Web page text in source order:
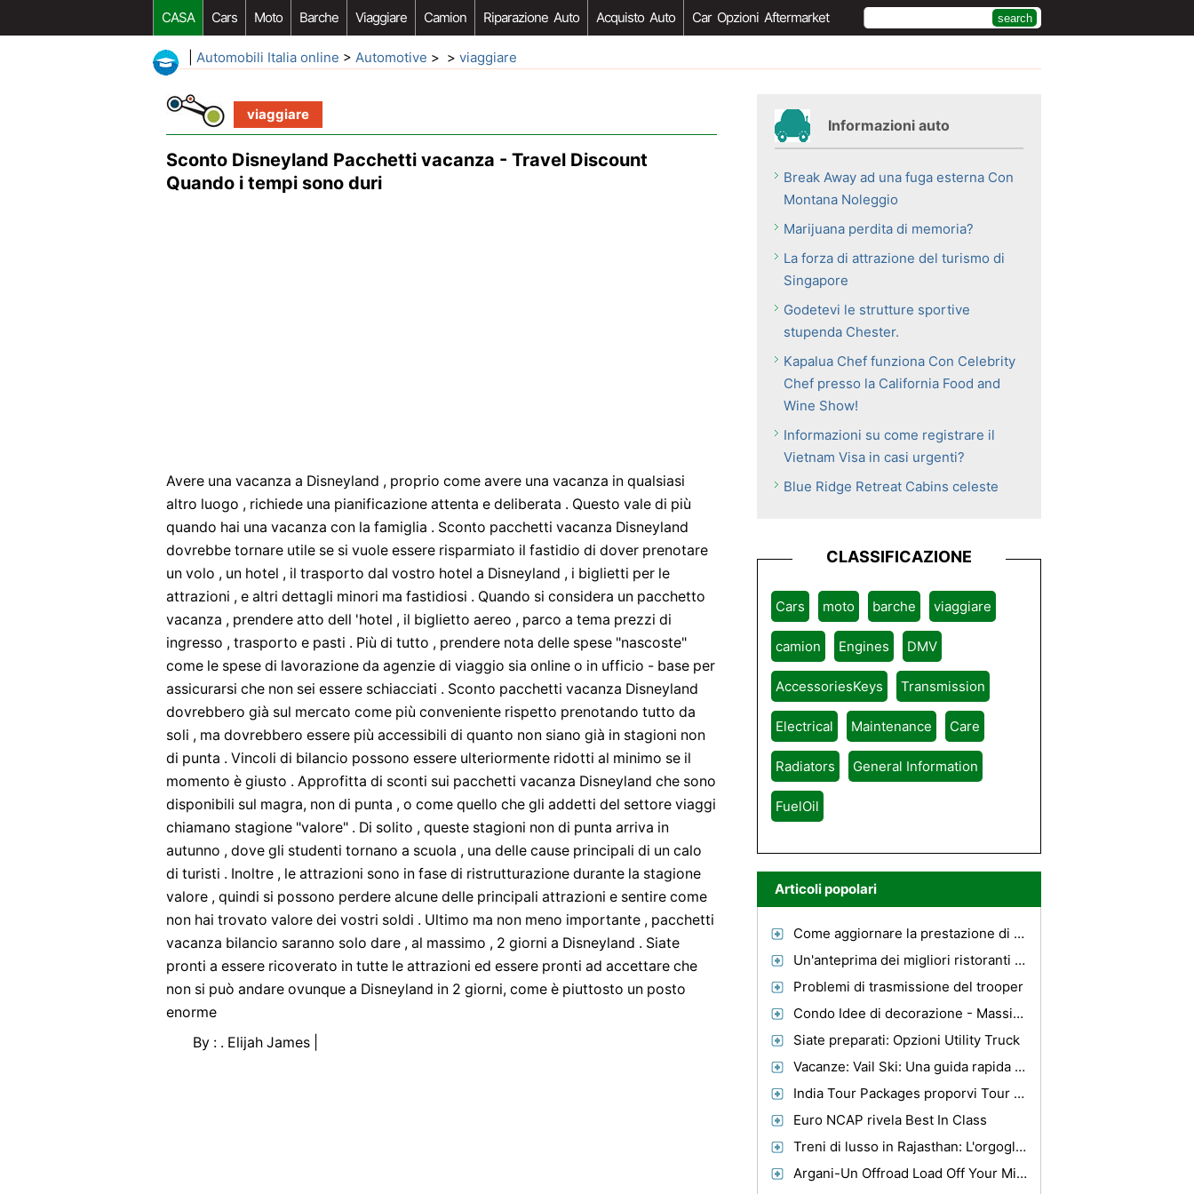
CASA Cars Moto Barche Viaggiare Camion Riparazione Auto Acquisto Auto Car Opzioni Aftermarket
Automobili Italia online > Automotive > > viaggiare
viaggiare
Sconto Disneyland Pacchetti vacanza - Travel Discount
Quando i tempi sono duri
Avere una vacanza a Disneyland , proprio come avere una vacanza in qualsiasi
altro luogo , richiede una pianificazione attenta e deliberata . Questo vale di più
quando hai una vacanza con la famiglia . Sconto pacchetti vacanza Disneyland
dovrebbe tornare utile se si vuole essere risparmiato il fastidio di dover prenotare
un volo , un hotel , il trasporto dal vostro hotel a Disneyland , i biglietti per le
attrazioni , e altri dettagli minori ma fastidiosi . Quando si considera un pacchetto
vacanza , prendere atto dell 'hotel , il biglietto aereo , parco a tema prezzi di
ingresso , trasporto e pasti . Più di tutto , prendere nota delle spese "nascoste"
come le spese di lavorazione da agenzie di viaggio sia online o in ufficio - base per
assicurarsi che non sei essere schiacciati . Sconto pacchetti vacanza Disneyland
dovrebbero già sul mercato come più conveniente rispetto prenotando tutto da
soli , ma dovrebbero essere più accessibili di quanto non siano già in stagioni non
di punta . Vincoli di bilancio possono essere ulteriormente ridotti al minimo se il
momento è giusto . Approfitta di sconti sui pacchetti vacanza Disneyland che sono
disponibili sul magra, non di punta , o come quello che gli addetti del settore viaggi
chiamano stagione "valore" . Di solito , queste stagioni non di punta arriva in
autunno , dove gli studenti tornano a scuola , una delle cause principali di un calo
di turisti . Inoltre , le attrazioni sono in fase di ristrutturazione durante la stagione
valore , quindi si possono perdere alcune delle principali attrazioni e sentire come
non hai trovato valore dei vostri soldi . Ultimo ma non meno importante , pacchetti
vacanza bilancio saranno solo dare , al massimo , 2 giorni a Disneyland . Siate
pronti a essere ricoverato in tutte le attrazioni ed essere pronti ad accettare che
non si può andare ovunque a Disneyland in 2 giorni, come è piuttosto un posto
enorme
By : . Elijah James |
Informazioni auto
Break Away ad una fuga esterna Con
Montana Noleggio
Marijuana perdita di memoria?
La forza di attrazione del turismo di
Singapore
Godetevi le strutture sportive
stupenda Chester.
Kapalua Chef funziona Con Celebrity
Chef presso la California Food and
Wine Show!
Informazioni su come registrare il
Vietnam Visa in casi urgenti?
Blue Ridge Retreat Cabins celeste
CLASSIFICAZIONE
Cars moto barche viaggiare
camion Engines DMV
AccessoriesKeys Transmission
Electrical Maintenance Care
Radiators General Information
FuelOil
Articoli popolari
Come aggiornare la prestazione di Infinity G35
Un'anteprima dei migliori ristoranti per famiglie che soggiornano presso gli alloggi a Londra
Problemi di trasmissione del trooper
Condo Idee di decorazione - Massimizzare il tuo spazio
Siate preparati: Opzioni Utility Truck
Vacanze: Vail Ski: Una guida rapida Resort
India Tour Packages proporvi Tour notevole esperienza
Euro NCAP rivela Best In Class
Treni di lusso in Rajasthan: L'orgoglio delle ferrovie indiane
Argani-Un Offroad Load Off Your Mind